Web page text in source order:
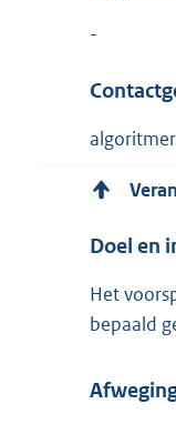
-
Doel en
Het
bepaald